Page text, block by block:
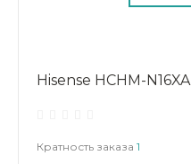
Hisense HCHM-N16XA
Кратность заказа 1